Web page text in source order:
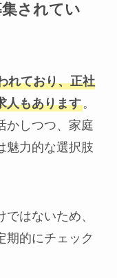
されてい
れており、正社
人もあります。
かしつつ、家庭
魅力的な選択肢
はないため、
期的にチェック